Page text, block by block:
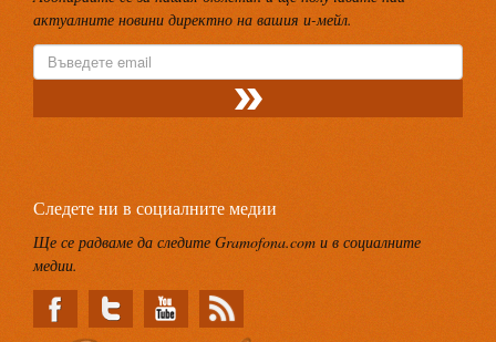
актуалните новини директно на вашия и-мейл.
Следете ни в социалните медии
Ще се радваме да следите Gramofona.com и в социалните
медии.